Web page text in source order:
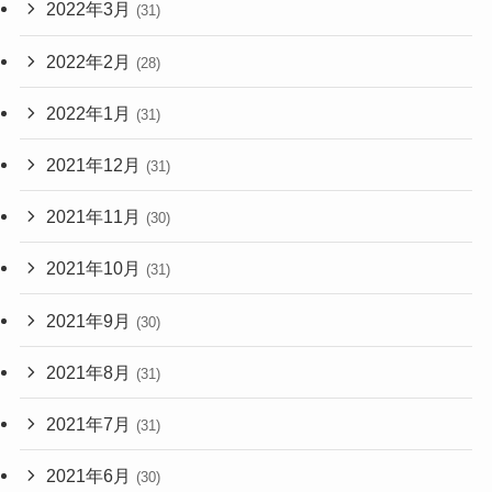
2022年3月 (31)
2022年2月 (28)
2022年1月 (31)
2021年12月 (31)
2021年11月 (30)
2021年10月 (31)
2021年9月 (30)
2021年8月 (31)
2021年7月 (31)
2021年6月 (30)